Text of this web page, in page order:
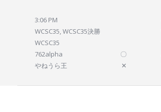
3:06 PM
WCSC35, WCSC35決勝
WCSC35
762alpha
〇
やねうら王
✕